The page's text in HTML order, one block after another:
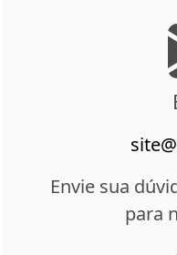
Envie sua
para